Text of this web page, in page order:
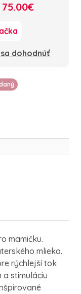
75.00€
dohodnúť
mamičku.
mlieka.
rýchlejší tok
a stimuláciu